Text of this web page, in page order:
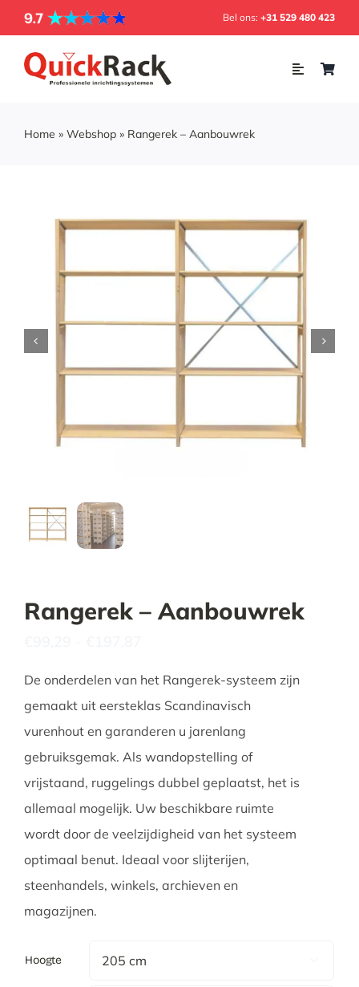
Skip
to
content
Bel ons:+31 529 480 423
Toggle
Soorten rekken
Projecten
Over ons
Contact
Home » Webshop» Rangerek – Aanbouwrek
Rangerek – Aanbouwrek
tot
€197,87
De onderdelen van het Rangerek-systeem zijn
gemaakt uit eersteklas Scandinavisch
vurenhout en garanderen u jarenlang
gebruiksgemak. Als wandopstelling of
vrijstaand, ruggelings dubbel geplaatst, het is
allemaal mogelijk. Uw beschikbare ruimte
wordt door de veelzijdigheid van het systeem
optimaal benut. Ideaal voor slijterijen,
steenhandels, winkels, archieven en
magazijnen.
Hoogte